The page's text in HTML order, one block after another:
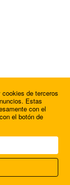
de terceros
Estas
con el
el botón de